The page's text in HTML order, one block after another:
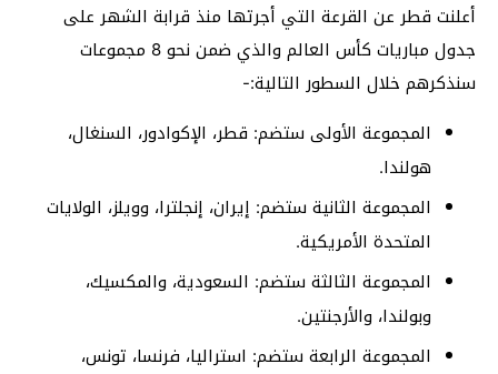
أعلنت قطر عن القرعة التي أجرتها منذ قرابة الشهر على
جدول مباريات كأس العالم والذي ضمن نحو 8 مجموعات
سنذكرهم خلال السطور التالية:-
المجموعة الأولى ستضم: قطر، الإكوادور، السنغال،
هولندا.
المجموعة الثانية ستضم: إيران، إنجلترا، وويلز، الولايات
المتحدة الأمريكية.
المجموعة الثالثة ستضم: السعودية، والمكسيك،
وبولندا، والأرجنتين.
المجموعة الرابعة ستضم: استراليا، فرنسا، تونس،